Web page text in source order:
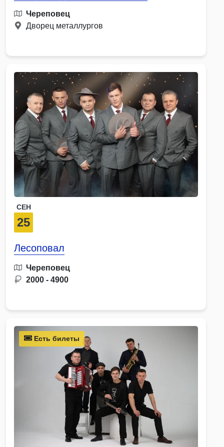
Череповец
Дворец металлургов
СЕН
25
Лесоповал
Череповец
2000 - 4900
Есть билеты